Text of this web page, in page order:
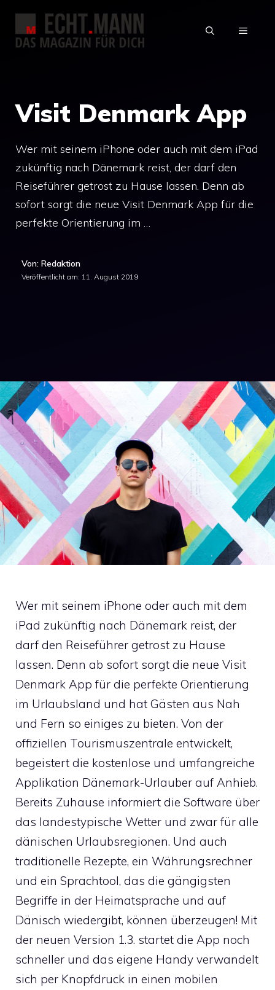
Inhalt
springen
MENÜ
Visit Denmark App
Wer mit seinem iPhone oder auch mit dem iPad
zukünftig nach Dänemark reist, der darf den
Reiseführer getrost zu Hause lassen. Denn ab
sofort sorgt die neue Visit Denmark App für die
perfekte Orientierung im …
Von: Redaktion
Veröffentlicht am: 11. August 2019
Wer mit seinem iPhone oder auch mit dem
iPad zukünftig nach Dänemark reist, der
darf den Reiseführer getrost zu Hause
lassen. Denn ab sofort sorgt die neue Visit
Denmark App für die perfekte Orientierung
im Urlaubsland und hat Gästen aus Nah
und Fern so einiges zu bieten. Von der
offiziellen Tourismuszentrale entwickelt,
begeistert die kostenlose und umfangreiche
Applikation Dänemark-Urlauber auf Anhieb.
Bereits Zuhause informiert die Software über
das landestypische Wetter und zwar für alle
dänischen Urlaubsregionen. Und auch
traditionelle Rezepte, ein Währungsrechner
und ein Sprachtool, das die gängigsten
Begriffe in der Heimatsprache und auf
Dänisch wiedergibt, können überzeugen! Mit
der neuen Version 1.3. startet die App noch
schneller und das eigene Handy verwandelt
sich per Knopfdruck in einen mobilen